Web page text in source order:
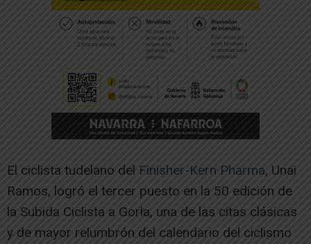
El ciclista tudelano del Finisher-Kern Pharma, Unai
Ramos, logró el tercer puesto en la 50 edición de
la Subida Ciclista a Gorla, una de las citas clásicas
y de mayor relumbrón del calendario del ciclismo